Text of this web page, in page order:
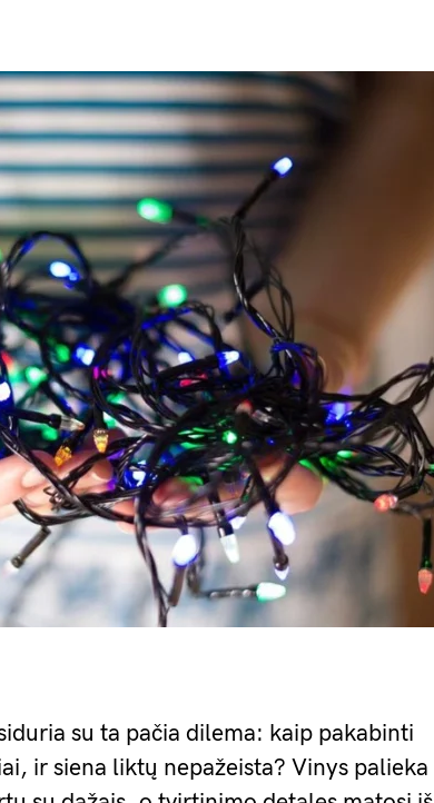
su ta pačia dilema: kaip pakabinti
ir siena liktų nepažeista? Vinys palieka